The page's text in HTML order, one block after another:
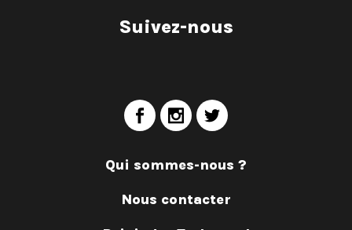
Suivez-nous
Qui sommes-nous ?
Nous contacter